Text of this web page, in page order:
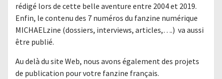
rédigé lors de cette belle aventure entre 2004 et 2019.
Enfin, le contenu des 7 numéros du fanzine numérique
MICHAELzine (dossiers, interviews, articles,….) va aussi
être publié.
Au delà du site Web, nous avons également des projets
de publication pour votre fanzine français.